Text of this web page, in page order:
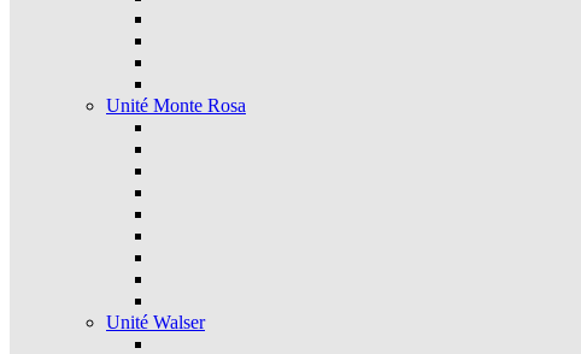
Unité Monte Rosa
Unité Walser